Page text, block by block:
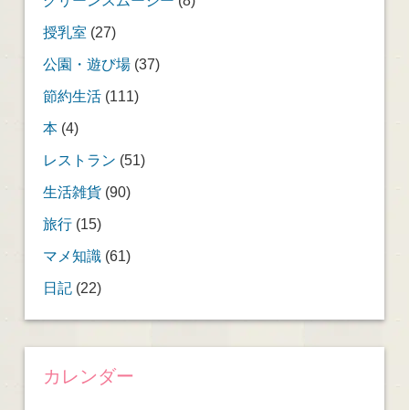
授乳室 (27)
公園・遊び場(37)
節約生活(111)
本(4)
レストラン (51)
生活雑貨(90)
旅行(15)
マメ知識 (61)
日記 (22)
カレンダー